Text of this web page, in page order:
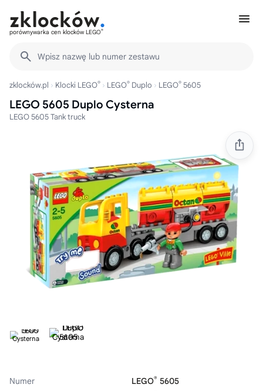
porównywarka cen klocków LEGO®
Wpisz nazwę lub numer zestawu
zklocków.pl Klocki LEGO® LEGO® Duplo LEGO® 5605
LEGO 5605 Duplo Cysterna
LEGO 5605 Tank truck
Numer LEGO® 5605